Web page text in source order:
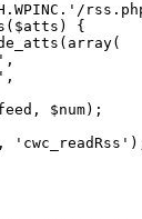
{
$num);